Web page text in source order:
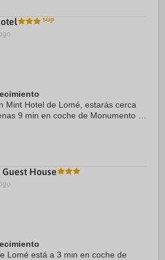
Mint Hotel de Lomé, estarás cerca
9 min en coche de Monumento a
y a 9 ...
Guest House
Lomé está a 3 min en coche de